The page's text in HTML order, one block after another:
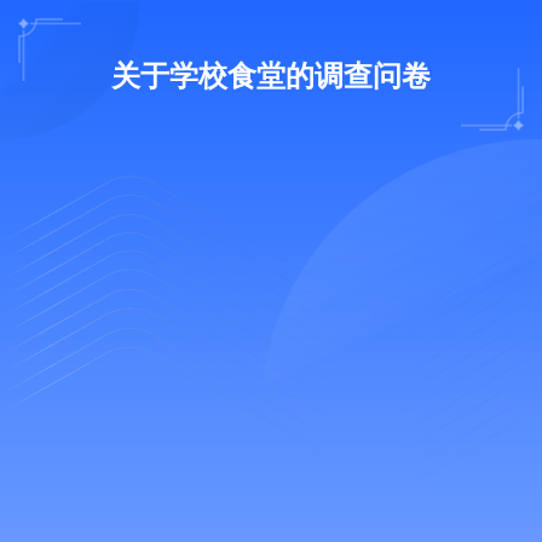
关于学校食堂的调查问卷